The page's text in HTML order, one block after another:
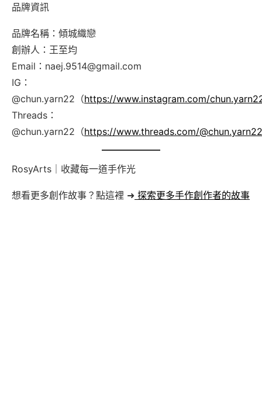
品牌資訊
品牌名稱：傾城織戀
創辦人：王至均
Email：naej.9514@gmail.com
IG：
@chun.yarn22（https://www.instagram.com/
Threads：
@chun.yarn22（https://www.threads.com/@chun.yarn22
RosyArts｜收藏每一道手作光
想看更多創作故事？點這裡 ➜ 探索更多手作創作者的故事